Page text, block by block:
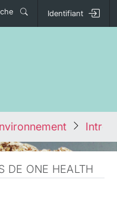
Identifiant
DE ONE HEALTH